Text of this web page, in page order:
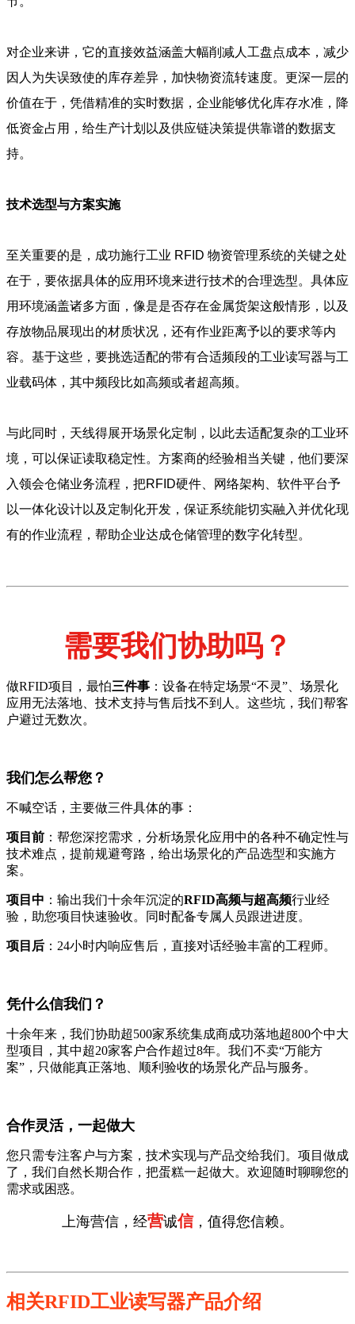
对企业来讲，它的直接效益涵盖大幅削减人工盘点成本，减少
因人为失误致使的库存差异，加快物资流转速度。更深一层的
价值在于，凭借精准的实时数据，企业能够优化库存水准，降
低资金占用，给生产计划以及供应链决策提供靠谱的数据支
持。
技术选型与方案实施
至关重要的是，成功施行工业 RFID 物资管理系统的关键之处
在于，要依据具体的应用环境来进行技术的合理选型。具体应
用环境涵盖诸多方面，像是是否存在金属货架这般情形，以及
存放物品展现出的材质状况，还有作业距离予以的要求等内
容。基于这些，要挑选适配的带有合适频段的工业读写器与工
业载码体，其中频段比如高频或者超高频。
与此同时，天线得展开场景化定制，以此去适配复杂的工业环
境，可以保证读取稳定性。方案商的经验相当关键，他们要深
入领会仓储业务流程，把RFID硬件、网络架构、软件平台予
以一体化设计以及定制化开发，保证系统能切实融入并优化现
有的作业流程，帮助企业达成仓储管理的数字化转型。
需要我们协助吗？
做RFID项目，最怕三件事 ：设备在特定场景“不灵”、场景化
应用无法落地、技术支持与售后找不到人。这些坑，我们帮客
户避过无数次。
我们怎么帮您？
不喊空话，主要做三件具体的事：
项目前 ：帮您深挖需求，分析场景化应用中的各种不确定性与
技术难点，提前规避弯路，给出场景化的产品选型和实施方
案。
项目中 ：输出我们十余年沉淀的RFID高频与超高频行业经
验，助您项目快速验收。同时配备专属人员跟进进度。
项目后 ：24小时内响应售后，直接对话经验丰富的工程师。
凭什么信我们？
十余年来，我们协助超500家系统集成商成功落地超800个中大
型项目，其中超20家客户合作超过8年。我们不卖“万能方
案”，只做能真正落地、顺利验收的场景化产品与服务。
合作灵活，一起做大
您只需专注客户与方案，技术实现与产品交给我们。项目做成
了，我们自然长期合作，把蛋糕一起做大。欢迎随时聊聊您的
需求或困惑。
上海营信，经营诚信，值得您信赖。
相关RFID工业读写器产品介绍